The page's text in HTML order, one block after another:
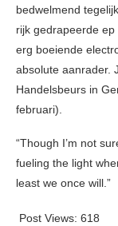
bedwelmend
rijk gedrapeerde
erg boeiende
absolute aanrader.
Handelsbeurs in
februari).
“Though I’m not
fueling the light
least we once will.”
Post Views: 618